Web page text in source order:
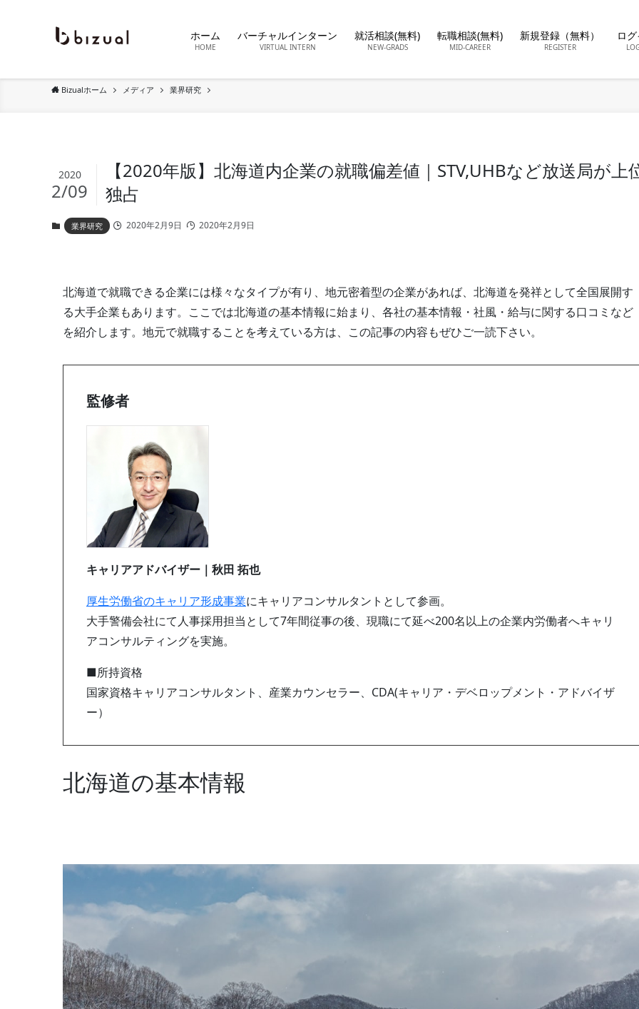
ホーム
HOME
バーチャルインターン
VIRTUAL INTERN
就活相談(無料)
NEW-GRADS
転職相談(無料)
MID-CAREER
新規登録（無料）
REGISTER
ロ
Bizualホーム メディア 業界研究
【2020年版】北海道内企業の就職偏差値｜STV,UHBなど放送局が上
独占
2020
2/09
業界研究 2020年2月9日 2020年2月9日
北海道で就職できる企業には様々なタイプが有り、地元密着型の企業があれば、北海道を発祥として全国展開す
る大手企業もあります。ここでは北海道の基本情報に始まり、各社の基本情報・社風・給与に関する口コミなど
を紹介します。地元で就職することを考えている方は、この記事の内容もぜひご一読下さい。
監修者
キャリアアドバイザー｜秋田 拓也
厚生労働省のキャリア形成事業にキャリアコンサルタントとして参画。
大手警備会社にて人事採用担当として7年間従事の後、現職にて延べ200名以上の企業内労働者へキャリ
アコンサルティングを実施。
■所持資格
国家資格キャリアコンサルタント、産業カウンセラー、CDA(キャリア・デベロップメント・アドバイザ
ー）
北海道の基本情報